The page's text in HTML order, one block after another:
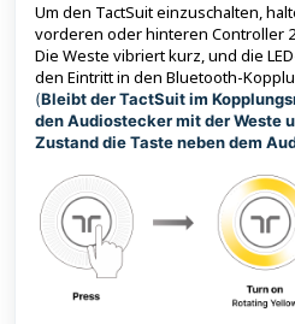
Um den TactSuit einzuschalten,
vorderen oder hinteren Controller
Die Weste vibriert kurz, und die
den Eintritt in den Bluetooth-
(Bleibt der TactSuit im
den Audiostecker mit der Weste
Zustand die Taste neben dem